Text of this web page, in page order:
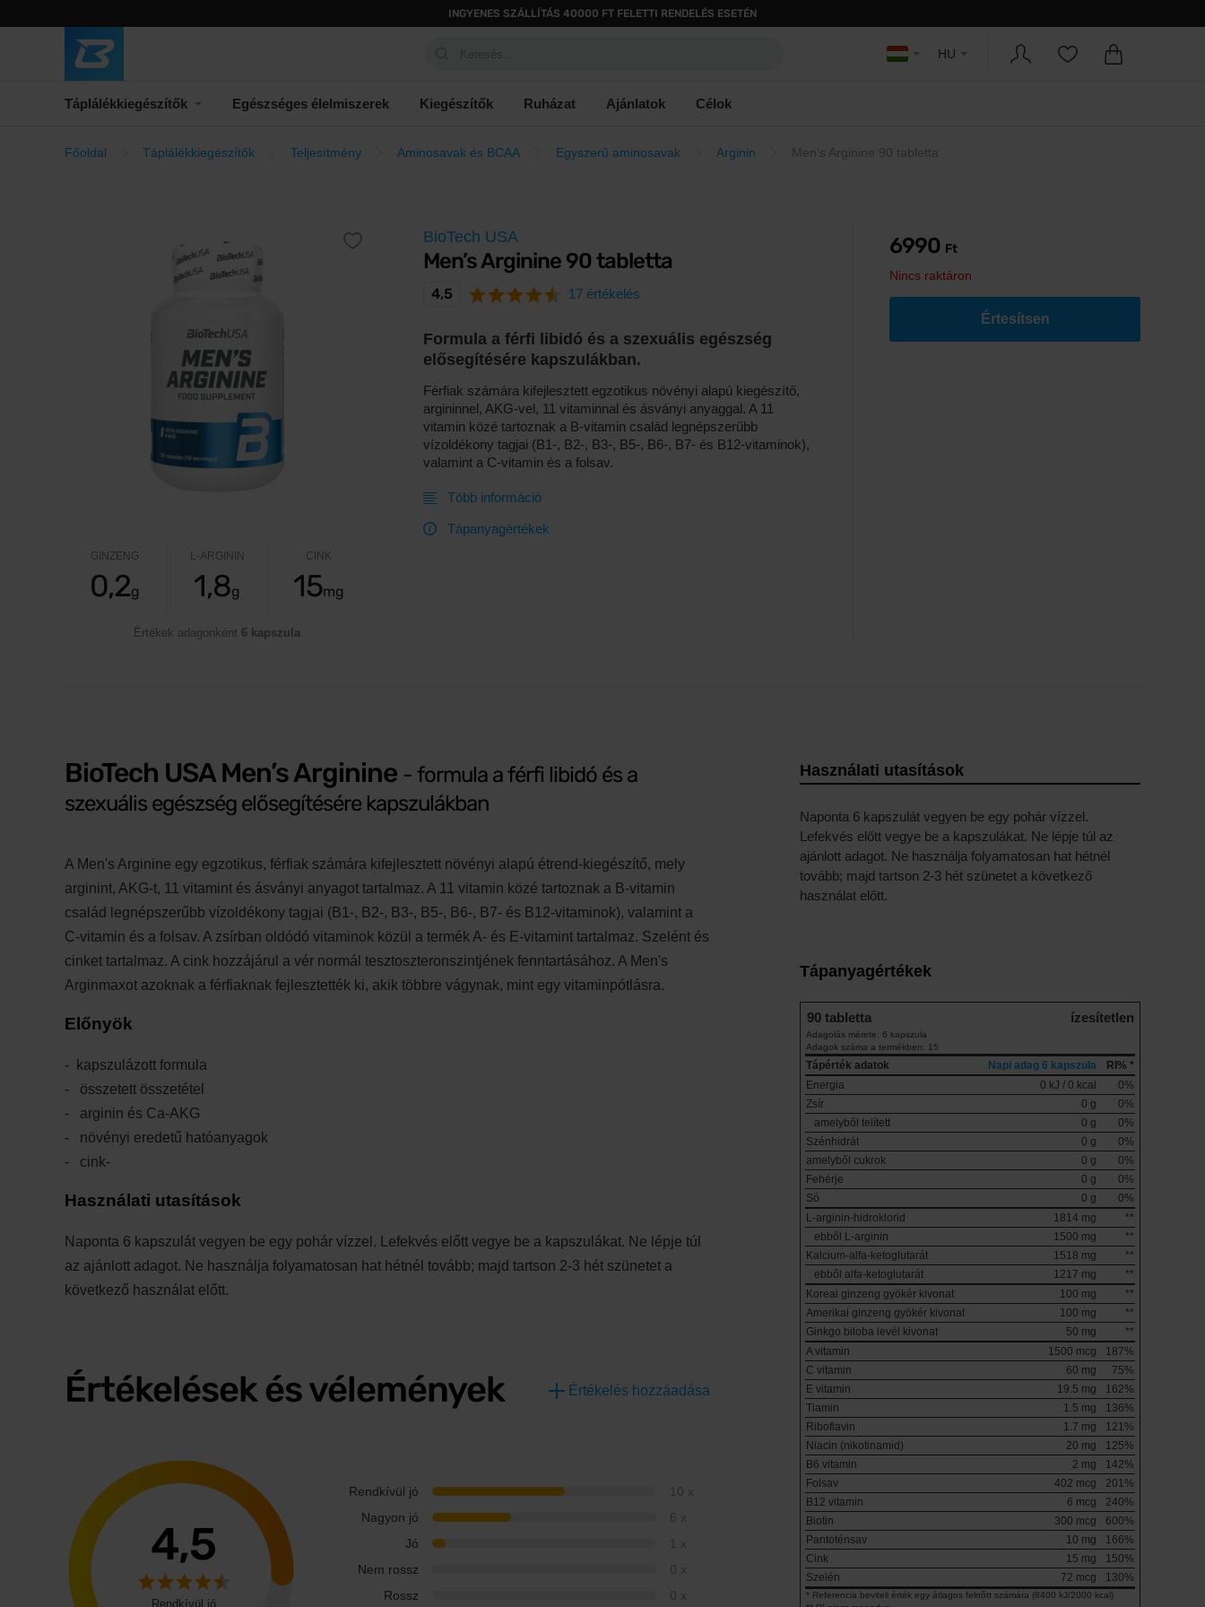
INGYENES SZÁLLÍTÁS 40000 FT FELETTI RENDELÉS ESETÉN
HU
Táplálékkiegészítők Egészséges élelmiszerek Kiegészítők Ruházat Ajánlatok Célok
Főoldal Táplálékkiegészítők Teljesítmény Aminosavak és BCAA Egyszerű aminosavak Arginin Men’s Arginine 90 tabletta
GINZENG
0,2g
L-ARGININ
1,8g
CINK
15mg
Értékek adagonként 6 kapszula
BioTech USA
Men’s Arginine 90 tabletta
4,5 17 értékelés
Formula a férfi libidó és a szexuális egészség
elősegítésére kapszulákban.
Férfiak számára kifejlesztett egzotikus növényi alapú kiegészítő,
argininnel, AKG-vel, 11 vitaminnal és ásványi anyaggal. A 11
vitamin közé tartoznak a B-vitamin család legnépszerűbb
vízoldékony tagjai (B1-, B2-, B3-, B5-, B6-, B7- és B12-vitaminok),
valamint a C-vitamin és a folsav.
Több információ
Tápanyagértékek
6990 Ft
Nincs raktáron
Értesítsen
BioTech USA Men’s Arginine - formula a férfi libidó és a
szexuális egészség elősegítésére kapszulákban
A Men's Arginine egy egzotikus, férfiak számára kifejlesztett növényi alapú étrend-kiegészítő, mely
arginint, AKG-t, 11 vitamint és ásványi anyagot tartalmaz. A 11 vitamin közé tartoznak a B-vitamin
család legnépszerűbb vízoldékony tagjai (B1-, B2-, B3-, B5-, B6-, B7- és B12-vitaminok), valamint a
C-vitamin és a folsav. A zsírban oldódó vitaminok közül a termék A- és E-vitamint tartalmaz. Szelént és
cinket tartalmaz. A cink hozzájárul a vér normál tesztoszteronszintjének fenntartásához. A Men's
Arginmaxot azoknak a férfiaknak fejlesztették ki, akik többre vágynak, mint egy vitaminpótlásra.
Előnyök
kapszulázott formula
összetett összetétel
arginin és Ca-AKG
növényi eredetű hatóanyagok
cink-
Használati utasítások
Naponta 6 kapszulát vegyen be egy pohár vízzel. Lefekvés előtt vegye be a kapszulákat. Ne lépje túl
az ajánlott adagot. Ne használja folyamatosan hat hétnél tovább; majd tartson 2-3 hét szünetet a
következő használat előtt.
Értékelések és vélemények Értékelés hozzáadása
4,5
Rendkívül jó
Rendkívül jó
10 x
Nagyon jó
6 x
Jó
1 x
Nem rossz
0 x
Rossz
0 x
Használati utasítások
Naponta 6 kapszulát vegyen be egy pohár vízzel.
Lefekvés előtt vegye be a kapszulákat. Ne lépje túl az
ajánlott adagot. Ne használja folyamatosan hat hétnél
tovább; majd tartson 2-3 hét szünetet a következő
használat előtt.
Tápanyagértékek
90 tabletta ízesítetlen
Adagolás mérete: 6 kapszula
Adagok száma a termékben: 15
Tápérték adatok Napi adag 6 kapszula
RI% *
Energia
0 kJ / 0 kcal
0%
Zsír
0 g
0%
amelyből telített
0 g
0%
Szénhidrát
0 g
0%
amelyből cukrok
0 g
0%
Fehérje
0 g
0%
Só
0 g
0%
L-arginin-hidroklorid
1814 mg
**
ebből L-arginin
1500 mg
**
Kalcium-alfa-ketoglutarát
1518 mg
**
ebből alfa-ketoglutarát
1217 mg
**
Koreai ginzeng gyökér kivonat
100 mg
**
Amerikai ginzeng gyökér kivonat
100 mg
**
Ginkgo biloba levél kivonat
50 mg
**
A vitamin
1500 mcg
187%
C vitamin
60 mg
75%
E vitamin
19.5 mg
162%
Tiamin
1.5 mg
136%
Riboflavin
1.7 mg
121%
Niacin (nikotinamid)
20 mg
125%
B6 vitamin
2 mg
142%
Folsav
402 mcg
201%
B12 vitamin
6 mcg
240%
Biotin
300 mcg
600%
Pantoténsav
10 mg
166%
Cink
15 mg
150%
Szelén
72 mcg 130%
* Referencia beviteli érték egy átlagos felnőtt számára (8400 kJ/2000 kcal)